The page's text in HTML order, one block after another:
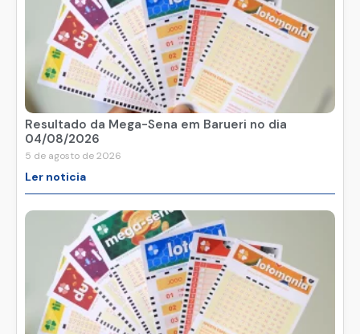
Resultado da Mega-Sena em Barueri no dia
04/08/2026
5 de agosto de 2026
Ler noticia